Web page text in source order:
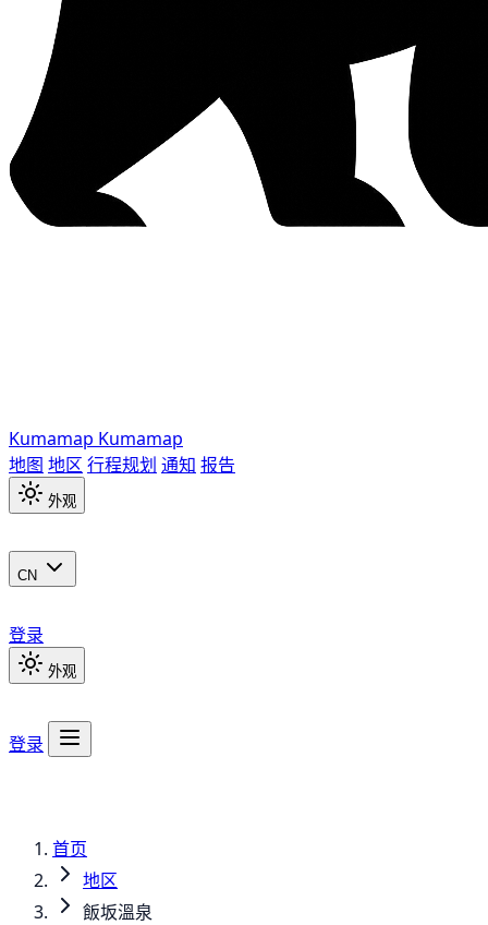
Kumamap Kumamap
地图 地区 行程规划 通知 报告
外观
CN
登录
外观
登录
首页
地区
飯坂溫泉